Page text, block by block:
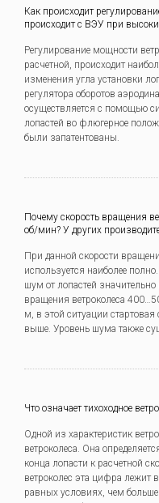
Как происходит
происходит с ВЭУ при
Регулирование мощности
расчетной, происходит
изменения угла установки
регулятора оборотов
осуществляется с помощью
лопастей во флюгерное
были запатентованы.
Почему скорость вращения
об/мин? У других
При данной скорости
используется наиболее
шум от лопастей
вращения ветроколеса
м, в этой ситуации
выше. Уровень шума также
Что означает тихоходное
Одной из характеристик
ветроколеса. Она
конца лопасти к расчетной
ветроколес эта цифра лежит
равных условиях, чем больше